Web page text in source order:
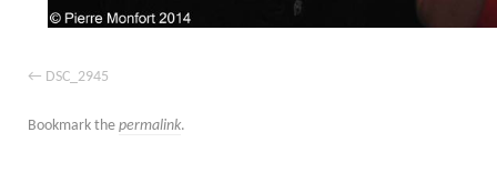
DSC_2945
Bookmark the permalink.